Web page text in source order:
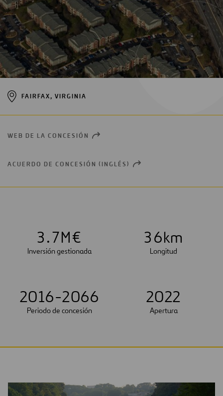
FAIRFAX, VIRGINIA
WEB DE LA CONCESIÓN OPEN
ACUERDO DE CONCESIÓN (INGLÉS) OPEN
3.7M€
Inversión gestionada
36km
Longitud
2016-2066
Periodo de concesión
2022
Apertura